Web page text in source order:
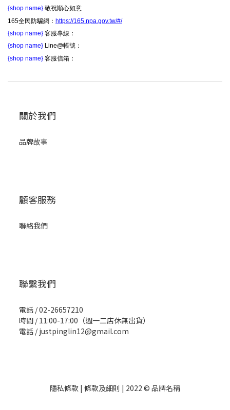
{shop name} 敬祝順心如意
165全民防騙網： https://165.npa.gov.tw/#/
{shop name} 客服專線：
{shop name} Line@帳號：
{shop name} 客服信箱：
關於我們
品牌故事
顧客服務
聯絡我們
聯繫我們
電話 / 02-26657210
時間 / 11:00-17:00（週一二店休無出貨）
電話 / justpinglin12@gmail.com
隱私條款 | 條款及細則 | 2022 © 品牌名稱